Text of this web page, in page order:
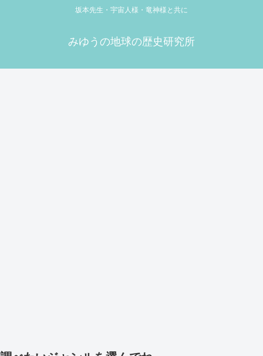
坂本先生・宇宙人様・竜神様と共に
みゆうの地球の歴史研究所